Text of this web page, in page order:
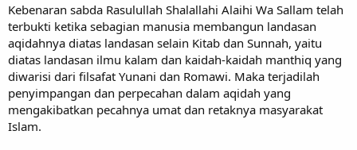
Kebenaran sabda Rasulullah Shalallahi Alaihi Wa Sallam telah
terbukti ketika sebagian manusia membangun landasan
aqidahnya diatas landasan selain Kitab dan Sunnah, yaitu
diatas landasan ilmu kalam dan kaidah-kaidah manthiq yang
diwarisi dari filsafat Yunani dan Romawi. Maka terjadilah
penyimpangan dan perpecahan dalam aqidah yang
mengakibatkan pecahnya umat dan retaknya masyarakat
Islam.